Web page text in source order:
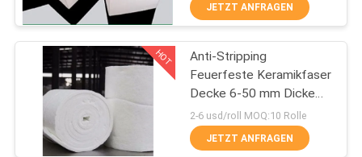
KONTAKT
UNS
NEUIGKEITEN
Silikon-Ziegelsteine
57
JETZT ANFRAGEN
HOT
Anti-Stripping
Feuerfeste Keramikfaser
Decke 6-50 mm Dicke
Isolierung
2-6 usd/roll MOQ:10 Rolle
JETZT ANFRAGEN